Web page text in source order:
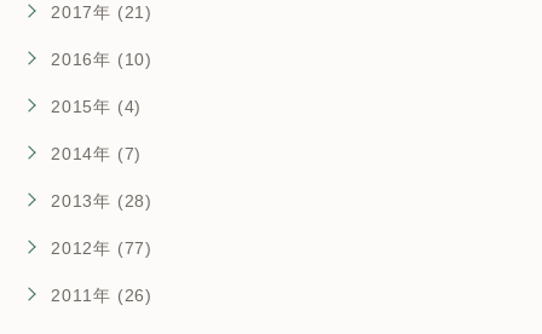
2017年 (21)
2016年 (10)
2015年 (4)
2014年 (7)
2013年 (28)
2012年 (77)
2011年 (26)